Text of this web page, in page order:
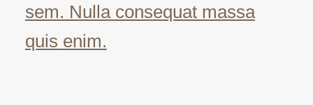
sem. Nulla consequat massa
quis enim.